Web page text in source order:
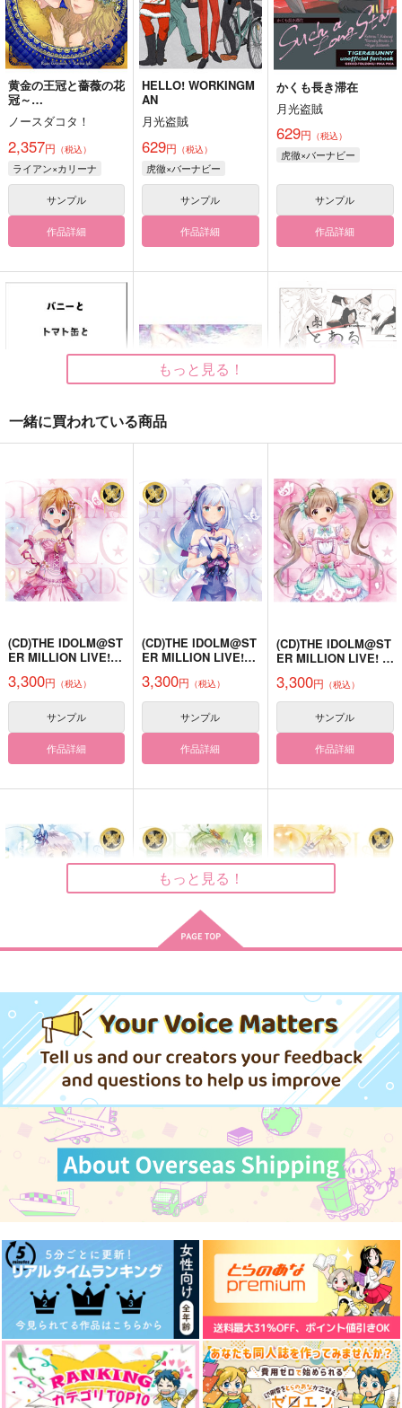
黄金の王冠と薔薇の花
冠～
Crown & Garland～
ノースダコタ！
2,357円 （税込）
ライアン×カリーナ
サンプル
作品詳細
HELLO! WORKINGM
AN
月光盗賊
629円 （税込）
虎徹×バーナビー
サンプル
作品詳細
かくも長き滞在
月光盗賊
629円 （税込）
虎徹×バーナビー
サンプル
作品詳細
世界転生
邪文庫
250円（税込）
バーナビー×虎徹
サンプル
螺鈿清麿
1,100円（税込）
源清麿×長曽祢虎徹
サンプル
八万丸
1,540円（税込）
蜂須賀虎徹
サンプル
悠悠閑適
作品詳細
波路にふれる
Sengiri
長曽祢虎徹×源清麿
作品詳細
沢川さん２
作品詳細
てとら定食
629円（税込）
牛島若利×及川徹
サンプル
作品詳細
582 （税込）
爆豪勝己×緑谷出久
サンプル
作品詳細
ともつきひかり
715円 （税込）
真波山岳×宮原すずこ
サンプル
作品詳細
もっと見る！
一緒に買われている商品
(CD)THE IDOLM@ST
ER MILLION LIVE! S
RDS 馬場このみ
3,300円 （税込）
サンプル
作品詳細
(CD)THE IDOLM@ST
ER MILLION LIVE! S
RDS 白石 紬
3,300円 （税込）
サンプル
作品詳細
(CD)THE IDOLM@ST
ER MILLION LIVE! S
RDS 箱崎星梨花
3,300円 （税込）
サンプル
作品詳細
(CD)THE IDOLM@ST
ER MILLION LIVE! S
PECIAL SOLO RECO
RDS 真壁瑞希
3,300円（税込）
サンプル
作品詳細
(CD)THE IDOLM@ST
PECIAL SOLO RECO
RDS 島原エレナ
3,300円（税込）
サンプル
(CD)THE IDOLM@ST
ER MILLION LIVE! S
PECIAL SOLO RECO
RDS 伊吹 翼
3,300円（税込）
サンプル
作品詳細
(CD)THE IDOLM@ST
ER MILLION LIVE! S
PECIAL SOLO RECO
RDS 舞浜 歩
3,300 円（税込）
【6pt】【8P小冊子】
ハッピ～ワニワニ『忠
犬部下とツンデレ少
尉』(とらのあなBLコ
ミックフェア2026)
KADOKAWA
0円
ツンにゃん虎徹くんの
憂鬱
一迅社
836円（税込）
もっと見る！